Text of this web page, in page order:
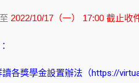
2022/10/17（一） 17:00 截止收
各獎學金設置辦法（https://